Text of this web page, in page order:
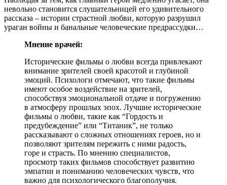
невольно становится слушательницей его удивительного
рассказа – истории страстной любви, которую разрушил
ураган войны и банальные человеческие предрассудки…
Мнение врачей:
Исторические фильмы о любви всегда привлекают
внимание зрителей своей красотой и глубиной
эмоций. Психологи отмечают, что такие фильмы
имеют особое воздействие на зрителей,
способствуя эмоциональной отдаче и погружению
в атмосферу прошлых эпох. Лучшие исторические
фильмы о любви, такие как “Гордость и
предубеждение” или “Титаник”, не только
рассказывают о сложных отношениях героев, но и
позволяют зрителям пережить с ними радость,
горе и страсть. По мнению специалистов,
просмотр таких фильмов способствует развитию
эмпатии и пониманию человеческих чувств, что
важно для психологического благополучия.